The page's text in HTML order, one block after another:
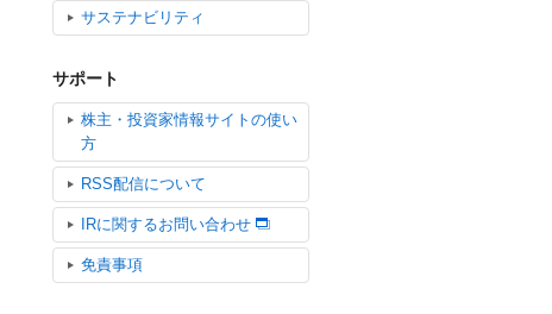
サステナビリティ
サポート
株主・投資家情報サイトの使い
方
RSS配信について
IRに関するお問い合わせ
免責事項